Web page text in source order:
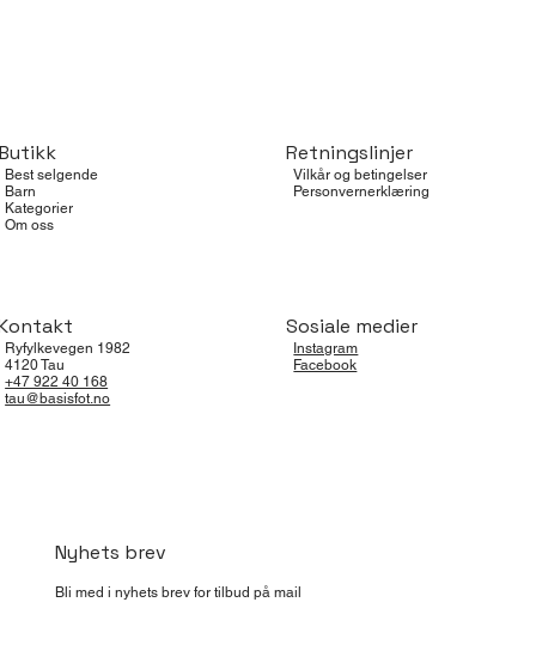
Best selgende
Barn
Kategorier
Om oss
Retningslinjer
Vilkår og betingelser
Personvernerklæring
Ryfylkevegen 1982
4120 Tau
+47 922 40 168
tau@basisfot.no
Sosiale medier
Instagram
Facebook
Nyhets brev
Bli med i nyhets brev for tilbud på mail